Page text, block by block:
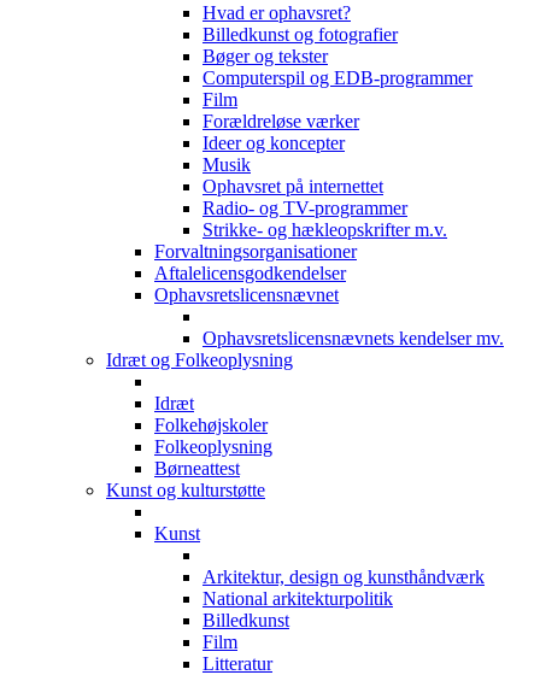
Hvad er ophavsret?
Billedkunst og fotografier
Bøger og tekster
Computerspil og EDB-programmer
Film
Forældreløse værker
Ideer og koncepter
Musik
Ophavsret på internettet
Radio- og TV-programmer
Strikke- og hækleopskrifter m.v.
Forvaltningsorganisationer
Aftalelicensgodkendelser
Ophavsretslicensnævnet
Ophavsretslicensnævnets kendelser mv.
Idræt og Folkeoplysning
Idræt
Folkehøjskoler
Folkeoplysning
Børneattest
Kunst og kulturstøtte
Kunst
Arkitektur, design og kunsthåndværk
National arkitekturpolitik
Billedkunst
Film
Litteratur